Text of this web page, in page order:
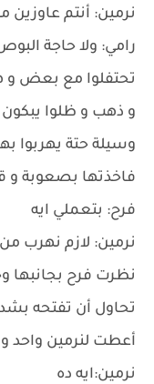
نرمين: أنتم عاوزين
رامي: ولا حاجة
تحتفلوا مع بعض و
و ذهب و ظلوا يبكون
وسيلة حتة يهربوا
فاخذتها بصعوبة و
فرح: بتعملي ايه
نرمين: لازم نهرب
نظرت فرح بجانبها
تحاول أن تفتحه
أعطت لنرمين واحد و
نرمين:ايه ده